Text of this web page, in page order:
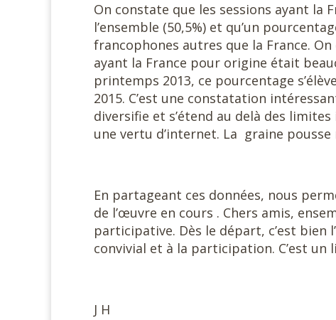
On constate que les sessions ayant
l’ensemble (50,5%) et qu’un
francophones autres que la France.
ayant la France pour origine était
printemps 2013, ce pourcentage
2015. C’est une constatation
diversifie et s’étend au delà des
une vertu d’internet. La graine
En partageant ces données, nous
de l’œuvre en cours . Chers amis,
participative. Dès le départ, c’est bien
convivial et à la participation. C’est un
J H